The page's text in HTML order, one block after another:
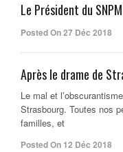
Le Président du
Posted On 27 Déc 2018
Après le drame de
Le mal et
Strasbourg. Toutes nos
familles, et
Posted On 12 Déc 2018